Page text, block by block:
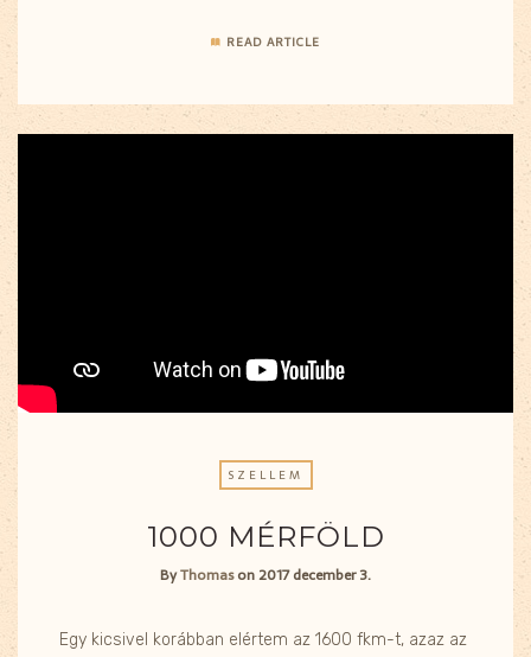
READ ARTICLE
SZELLEM
1000 MÉRFÖLD
ByThomas on2017 december 3.
Egy kicsivel korábban elértem az 1600 fkm-t, azaz az